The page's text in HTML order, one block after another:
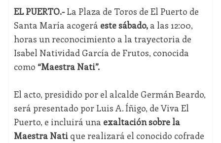
EL PUERTO.-La Plaza de Toros de El Puerto de
Santa María acogerá este sábado, a las 12:00,
horas un reconocimiento a la trayectoria de
Isabel Natividad García de Frutos, conocida
como “Maestra Nati”.
El acto, presidido por el alcalde Germán Beardo,
será presentado por Luis A. Íñigo, de Viva El
Puerto, e incluirá una exaltación sobre la
Maestra Natique realizará el conocido cofrade